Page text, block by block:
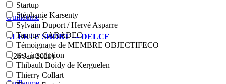
Startup
Stéphanie Karsenty
Sylvain Duport / Hervé Asparre
Tanguy CARADEC
Témoignage de MEMBRE OBJECTIFECO
test_inscription
Thibault Doidy de Kerguelen
Thierry Collart
Guillaume:
ALERTE SHORT --- DELCF
- (26 Jan 2021)